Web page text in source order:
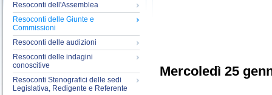
Resoconti dell'Assemblea
Resoconti delle Giunte e
Commissioni
Resoconti delle audizioni
Resoconti delle indagini
conoscitive
Resoconti Stenografici delle sedi
Legislativa, Redigente e Referente
Mercoledì 25